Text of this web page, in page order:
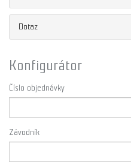
Dotaz
Konfigurátor
Číslo objednávky
Závodník